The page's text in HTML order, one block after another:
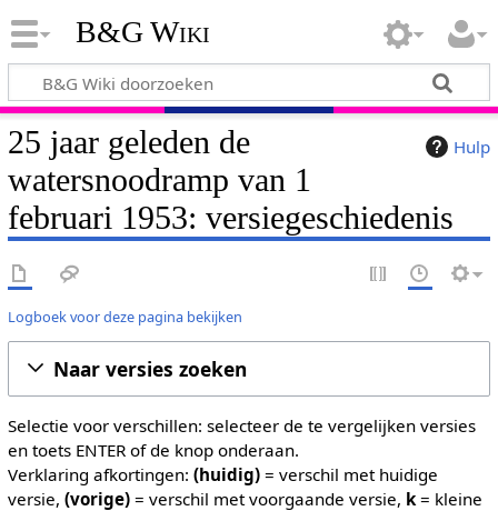
B&G Wiki
Hulp
25 jaar geleden de
watersnoodramp van 1
februari 1953: versiegeschiedenis
Logboek voor deze pagina bekijken
Naar versies zoeken
Selectie voor verschillen: selecteer de te vergelijken versies
en toets ENTER of de knop onderaan.
Verklaring afkortingen: (huidig)= verschil met huidige
versie, (vorige)= verschil met voorgaande versie, k= kleine